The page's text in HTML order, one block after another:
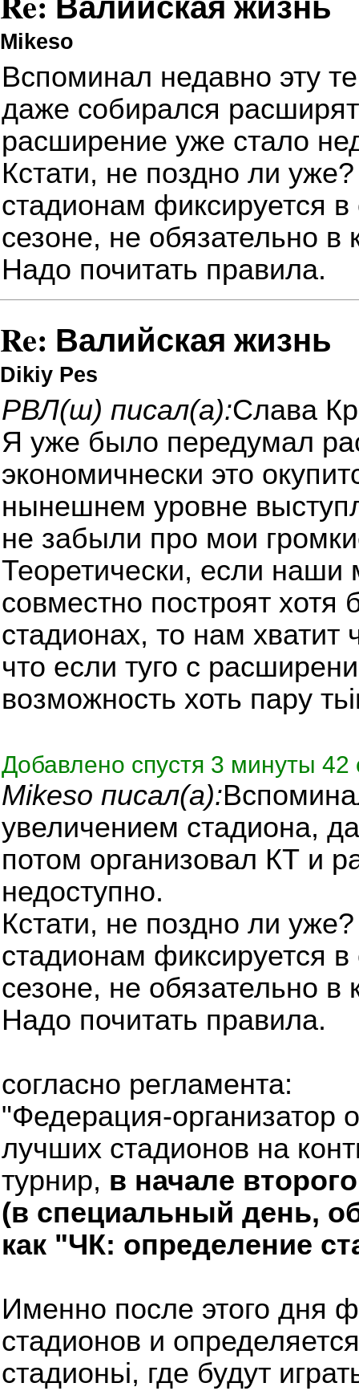
Mikeso
Вспоминал недавно эту
даже собирался
расширение уже стало
Кстати, не поздно ли
стадионам фиксируется
сезоне, не обязательно
Надо почитать правила.
Re: Валийская жизнь
Dikiy Pes
РВЛ(ш) писал(а):Слава
Я уже было передумал
экономичнески это
нынешнем уровне
не забыли про мои
Теоретически, если наши
совместно построят хотя
стадионах, то нам хватит
что если туго с
возможность хоть пару
Добавлено спустя 3 минуты 42
Mikeso писал(а):
увеличением стадиона,
потом организовал КТ и
недоступно.
Кстати, не поздно ли
стадионам фиксируется
сезоне, не обязательно
Надо почитать правила.
согласно регламента:
"Федерация-организатор
лучших стадионов на
турнир, в начале
(в специальный день,
как "ЧК: определение
Именно после этого дня
стадионов и
стадионьі, где будут